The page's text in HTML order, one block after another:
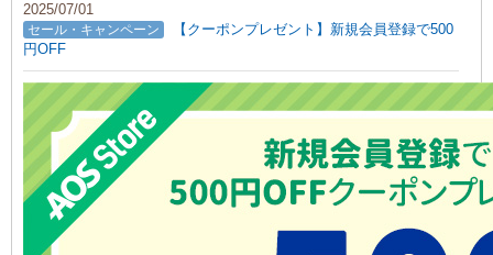
2025/07/01
セール・キャンペーン
【クーポンプレゼント】新規会員登録で500
円OFF